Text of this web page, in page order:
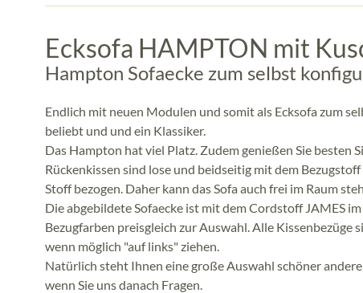
Ecksofa HAMPTON mit
Hampton Sofaecke zum selbst
Endlich mit neuen Modulen und somit als Ecksofa zum
beliebt und und ein Klassiker.
Das Hampton hat viel Platz. Zudem genießen Sie
Rückenkissen sind lose und beidseitig mit dem
Stoff bezogen. Daher kann das Sofa auch frei im Raum
Die abgebildete Sofaecke ist mit dem Cordstoff JAMES
Bezugfarben preisgleich zur Auswahl. Alle Kissenbezüge
wenn möglich "auf links" ziehen.
Natürlich steht Ihnen eine große Auswahl schöner
wenn Sie uns danach Fragen.